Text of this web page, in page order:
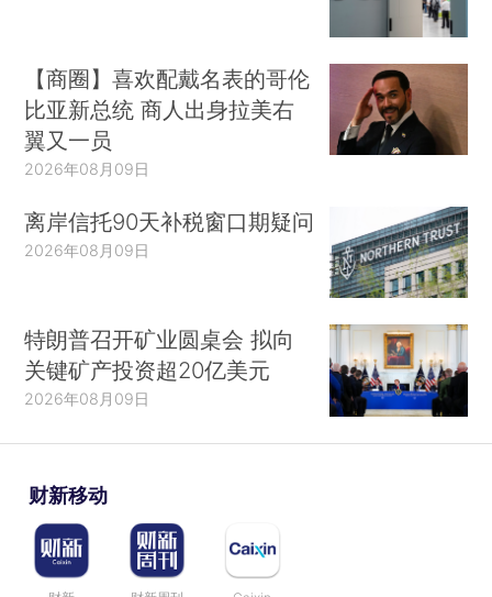
【商圈】喜欢配戴名表的哥伦
比亚新总统 商人出身拉美右
翼又一员
2026年08月09日
离岸信托90天补税窗口期疑问
2026年08月09日
特朗普召开矿业圆桌会 拟向
关键矿产投资超20亿美元
2026年08月09日
财新移动